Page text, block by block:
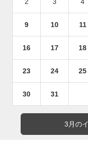
9 10 11
16 17 18
23 24 25
30 31
3月の